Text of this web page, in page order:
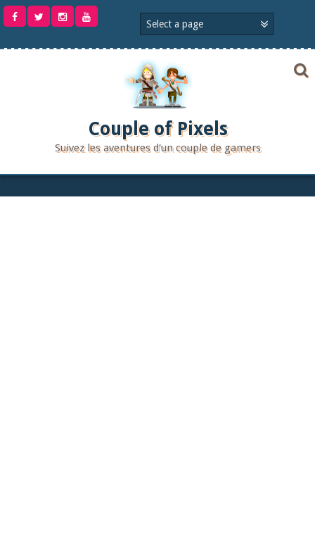
Aller
Couple of Pixels
Suivez les aventures d'un couple de gamers